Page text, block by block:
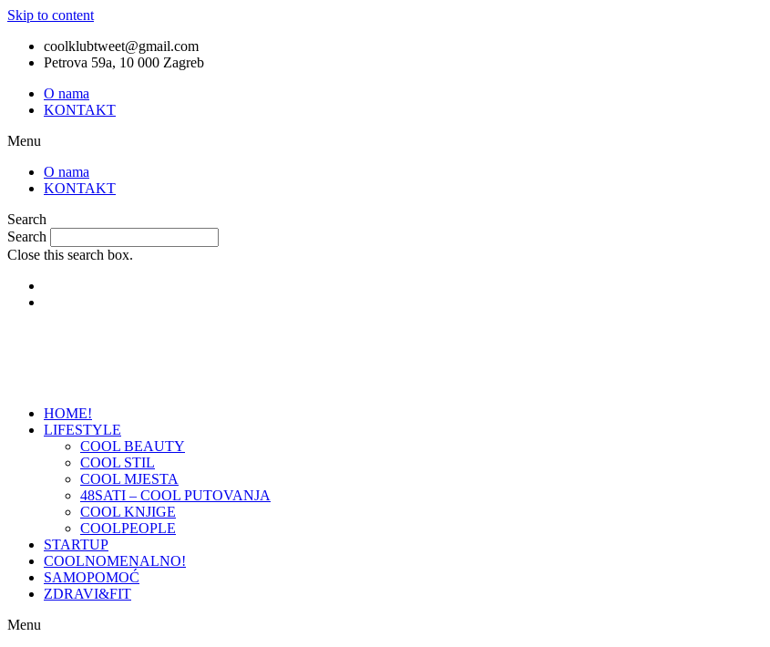
Skip to content
coolklubtweet@gmail.com
Petrova 59a, 10 000 Zagreb
O nama
KONTAKT
Menu
O nama
KONTAKT
Search
Search
Close this search box.
HOME!
LIFESTYLE
COOL BEAUTY
COOL STIL
COOL MJESTA
48SATI – COOL PUTOVANJA
COOL KNJIGE
COOLPEOPLE
STARTUP
COOLNOMENALNO!
SAMOPOMOĆ
ZDRAVI&FIT
Menu